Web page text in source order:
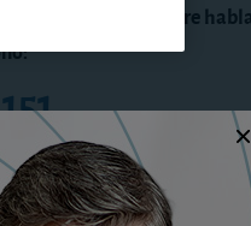
tiene dudas y quiere
de 9:00 a 14:00 h
de atenderle.